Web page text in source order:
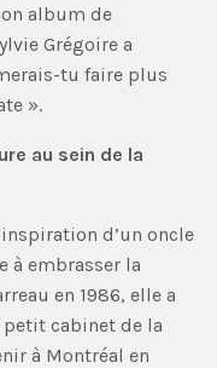
album de
Grégoire a
tu faire plus
».
au sein de la
d’un oncle
à embrasser la
en 1986, elle a
cabinet de la
à Montréal en